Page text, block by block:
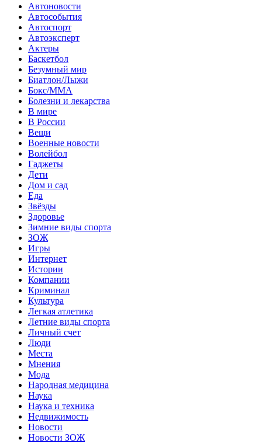
Автоновости
Автособытия
Автоспорт
Автоэксперт
Актеры
Баскетбол
Безумный мир
Биатлон/Лыжи
Бокс/MMA
Болезни и лекарства
В мире
В России
Вещи
Военные новости
Волейбол
Гаджеты
Дети
Дом и сад
Еда
Звёзды
Здоровье
Зимние виды спорта
ЗОЖ
Игры
Интернет
Истории
Компании
Криминал
Культура
Легкая атлетика
Летние виды спорта
Личный счет
Люди
Места
Мнения
Мода
Народная медицина
Наука
Наука и техника
Недвижимость
Новости
Новости ЗОЖ